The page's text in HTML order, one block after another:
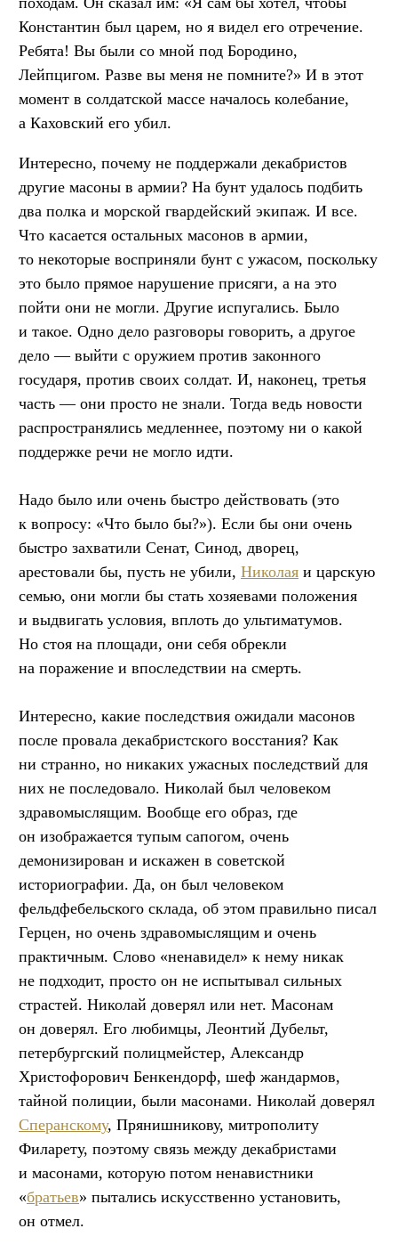
Константин был царем, но я видел его отречение.
Ребята! Вы были со мной под Бородино,
Лейпцигом. Разве вы меня не помните?» И в этот
момент в солдатской массе началось колебание,
а Каховский его убил.
Интересно, почему не поддержали декабристов
другие масоны в армии? На бунт удалось подбить
два полка и морской гвардейский экипаж. И все.
Что касается остальных масонов в армии,
то некоторые восприняли бунт с ужасом, поскольку
это было прямое нарушение присяги, а на это
пойти они не могли. Другие испугались. Было
и такое. Одно дело разговоры говорить, а другое
дело — выйти с оружием против законного
государя, против своих солдат. И, наконец, третья
часть — они просто не знали. Тогда ведь новости
распространялись медленнее, поэтому ни о какой
поддержке речи не могло идти.
Надо было или очень быстро действовать (это
к вопросу: «Что было бы?»). Если бы они очень
быстро захватили Сенат, Синод, дворец,
арестовали бы, пусть не убили, Николая и царскую
семью, они могли бы стать хозяевами положения
и выдвигать условия, вплоть до ультиматумов.
Но стоя на площади, они себя обрекли
на поражение и впоследствии на смерть.
Интересно, какие последствия ожидали масонов
после провала декабристского восстания? Как
ни странно, но никаких ужасных последствий для
них не последовало. Николай был человеком
здравомыслящим. Вообще его образ, где
он изображается тупым сапогом, очень
демонизирован и искажен в советской
историографии. Да, он был человеком
фельдфебельского склада, об этом правильно писал
Герцен, но очень здравомыслящим и очень
практичным. Слово «ненавидел» к нему никак
не подходит, просто он не испытывал сильных
страстей. Николай доверял или нет. Масонам
он доверял. Его любимцы, Леонтий Дубельт,
петербургский полицмейстер, Александр
Христофорович Бенкендорф, шеф жандармов,
тайной полиции, были масонами. Николай доверял
Сперанскому, Прянишникову, митрополиту
Филарету, поэтому связь между декабристами
и масонами, которую потом ненавистники
«братьев» пытались искусственно установить,
он отмел.